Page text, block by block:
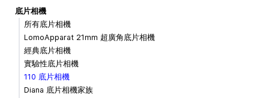
底片相機
所有底片相機
LomoApparat 21mm 超廣角底片相機
經典底片相機
實驗性底片相機
110 底片相機
Diana 底片相機家族